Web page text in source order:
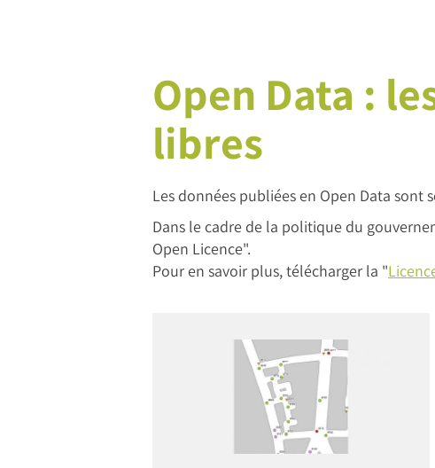
Open Data :
libres
Les données publiées en Open Data sont
Dans le cadre de la politique du
Open Licence".
Pour en savoir plus, télécharger la "